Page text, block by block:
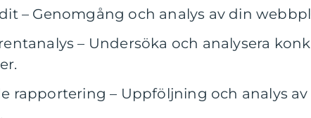
– Genomgång och analys av din
– Undersöka och analysera
rapportering – Uppföljning och analys av